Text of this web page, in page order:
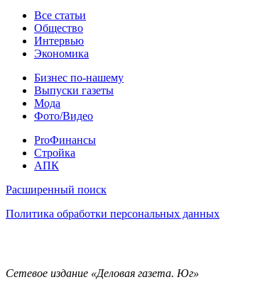
Статьи
Все статьи
Общество
Интервью
Экономика
Разное
Бизнес по-нашему
Выпуски газеты
Мода
Фото/Видео
Pro
ProФинансы
Стройка
АПК
Информация
Расширенный поиск
Политика обработки персональных данных
Контакты
Сетевое издание «Деловая газета. Юг»